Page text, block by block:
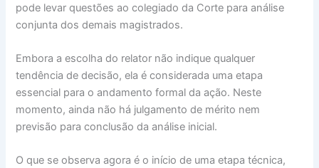
pode levar questões ao colegiado da Corte para análise
conjunta dos demais magistrados.
Embora a escolha do relator não indique qualquer
tendência de decisão, ela é considerada uma etapa
essencial para o andamento formal da ação. Neste
momento, ainda não há julgamento de mérito nem
previsão para conclusão da análise inicial.
O que se observa agora é o início de uma etapa técnica,